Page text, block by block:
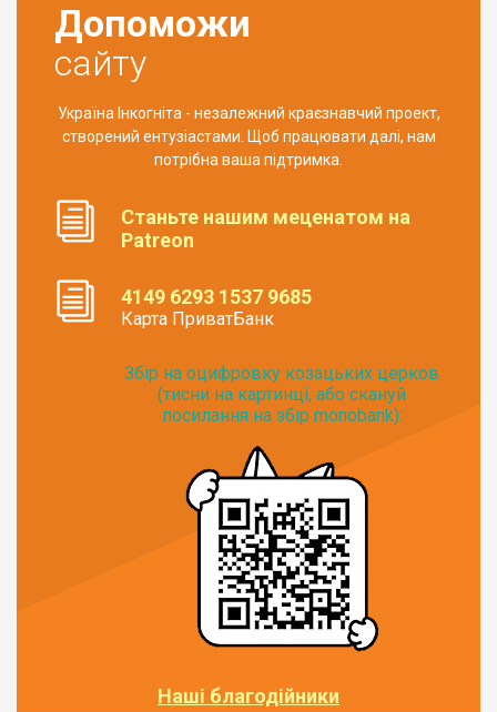
Допоможи
сайту
Україна Інкогніта - незалежний краєзнавчий проект,
створений ентузіастами. Щоб працювати далі, нам
потрібна ваша підтримка.
Станьте нашим меценатом на
Patreon
4149 6293 1537 9685
Карта ПриватБанк
Збір на оцифровку козацьких церков
(тисни на картинці, або скануй
посилання на збір monobank):
Наші благодійники